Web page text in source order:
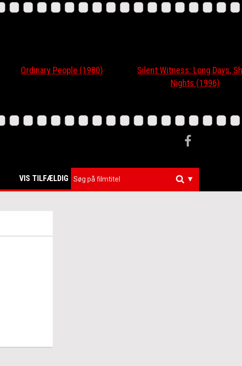
Ordinary People (1980)
Silent Witness: Long Days, Short
Nights (1996)
VIS TILFÆLDIG ▼